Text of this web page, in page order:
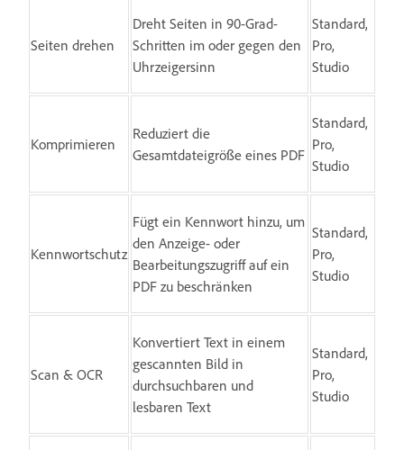
Seiten drehen
Dreht Seiten in 90-Grad-
Schritten im oder gegen den
Uhrzeigersinn
Standard,
Pro,
Studio
Komprimieren
Reduziert die
Gesamtdateigröße eines PDF
Standard,
Pro,
Studio
Kennwortschutz
Fügt ein Kennwort hinzu, um
den Anzeige- oder
Bearbeitungszugriff auf ein
PDF zu beschränken
Standard,
Pro,
Studio
Scan & OCR
Konvertiert Text in einem
gescannten Bild in
durchsuchbaren und
lesbaren Text
Standard,
Pro,
Studio